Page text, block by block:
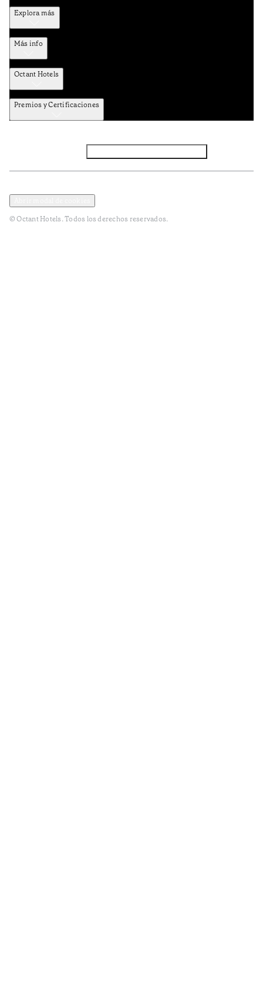
Explora más
Más info
Octant Hotels
Premios y Certificaciones
© Octant Hotels. Todos los derechos reservados.